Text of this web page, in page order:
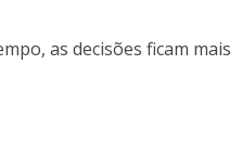
as decisões ficam mais